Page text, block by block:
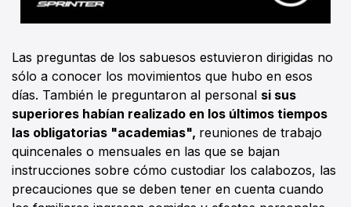
Las preguntas de los sabuesos estuvieron dirigidas no
sólo a conocer los movimientos que hubo en esos
días. También le preguntaron al personal si sus
superiores habían realizado en los últimos tiempos
las obligatorias "academias", reuniones de trabajo
quincenales o mensuales en las que se bajan
instrucciones sobre cómo custodiar los calabozos, las
precauciones que se deben tener en cuenta cuando